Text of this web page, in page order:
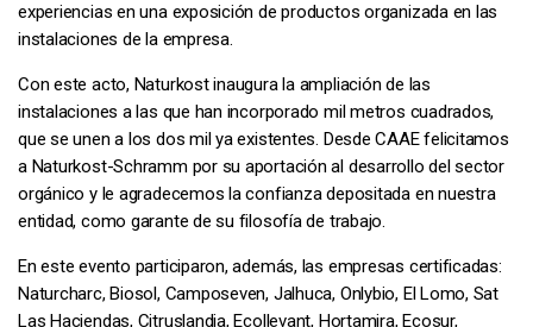
experiencias en una exposición de productos organizada en las
instalaciones de la empresa.
Con este acto, Naturkost inaugura la ampliación de las
instalaciones a las que han incorporado mil metros cuadrados,
que se unen a los dos mil ya existentes. Desde CAAE felicitamos
a Naturkost-Schramm por su aportación al desarrollo del sector
orgánico y le agradecemos la confianza depositada en nuestra
entidad, como garante de su filosofía de trabajo.
En este evento participaron, además, las empresas certificadas:
Naturcharc, Biosol, Camposeven, Jalhuca, Onlybio, El Lomo, Sat
Las Haciendas, Citruslandia, Ecollevant, Hortamira, Ecosur,